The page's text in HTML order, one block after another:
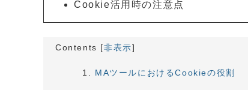
Cookie活用時の注意点
Contents [非表示]
MAツールにおけるCookieの役割